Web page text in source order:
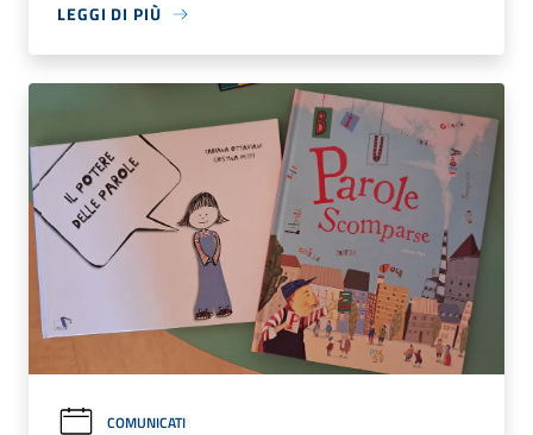
LEGGI DI PIÙ
COMUNICATI